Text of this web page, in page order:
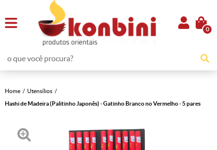
0
Home
Utensílios
Hashi de Madeira (Palitinho Japonês) - Gatinho Branco no Vermelho - 5 pares